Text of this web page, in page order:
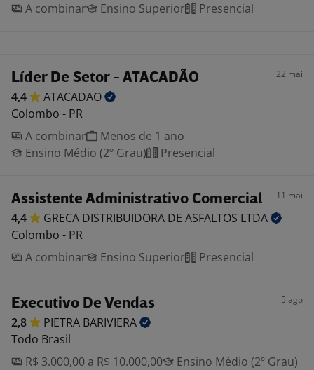
A combinar
Ensino Superior Presencial
Líder De Setor - ATACADÃO 22 mai
4,4
ATACADAO
Colombo - PR
A combinar
Menos de 1 ano
Ensino Médio (2º Grau)
Presencial
Assistente Administrativo Comercial 11 mai
4,4 GRECA DISTRIBUIDORA DE ASFALTOS LTDA
Colombo - PR
A combinar
Ensino Superior Presencial
Executivo De Vendas 5 ago
2,8 PIETRA BARIVIERA
Todo Brasil
R$ 3.000,00 a R$ 10.000,00
Ensino Médio (2º Grau)